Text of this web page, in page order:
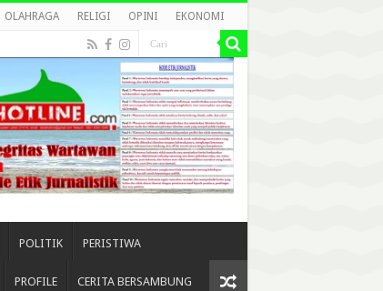
OLAHRAGA RELIGI OPINI EKONOMI
POLITIK PERISTIWA
PROFILE CERITA BERSAMBUNG